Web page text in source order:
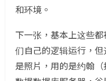
和环境。
下一张，基本上这些
们自己的逻辑运行，
是照片，用的是约翰